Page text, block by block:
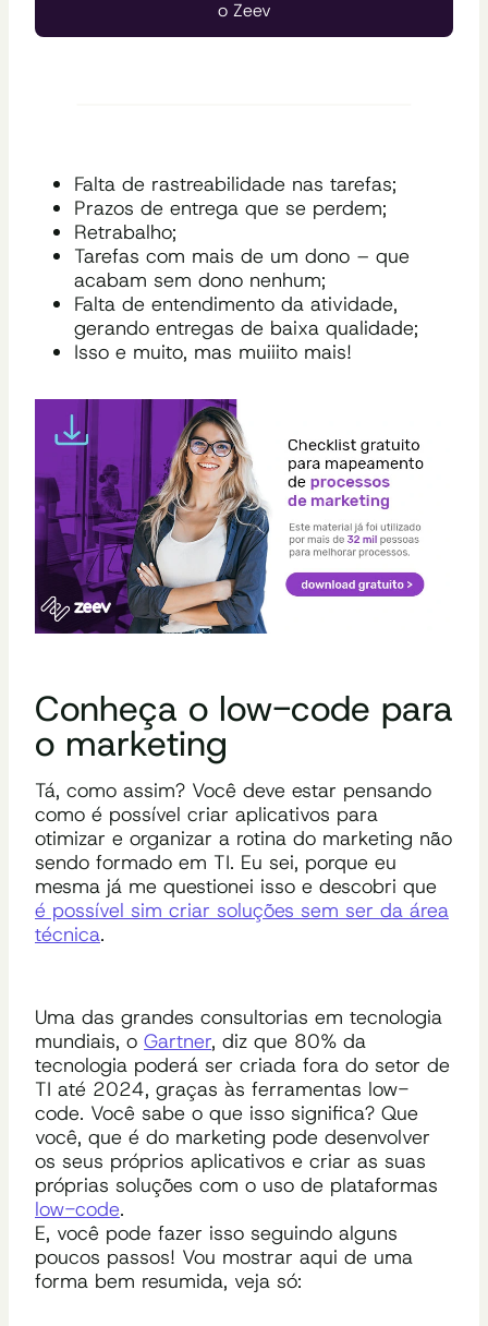
o Zeev
Falta de rastreabilidade nas tarefas;
Prazos de entrega que se perdem;
Retrabalho;
Tarefas com mais de um dono – que
acabam sem dono nenhum;
Falta de entendimento da atividade,
gerando entregas de baixa qualidade;
Isso e muito, mas muiiito mais!
Conheça o low-code para
o marketing
Tá, como assim? Você deve estar pensando
como é possível criar aplicativos para
otimizar e organizar a rotina do marketing não
sendo formado em TI. Eu sei, porque eu
mesma já me questionei isso e descobri que
é possível sim criar soluções sem ser da área
técnica.
Uma das grandes consultorias em tecnologia
mundiais, o Gartner, diz que 80% da
tecnologia poderá ser criada fora do setor de
TI até 2024, graças às ferramentas low-
code. Você sabe o que isso significa? Que
você, que é do marketing pode desenvolver
os seus próprios aplicativos e criar as suas
próprias soluções com o uso de plataformas
low-code.
E, você pode fazer isso seguindo alguns
poucos passos! Vou mostrar aqui de uma
forma bem resumida, veja só: